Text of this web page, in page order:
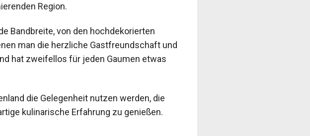
Region.
Bandbreite, von den hochdekorierten
man die herzliche Gastfreundschaft und
hat zweifellos für jeden Gaumen etwas
die Gelegenheit nutzen werden, die
kulinarische Erfahrung zu genießen.